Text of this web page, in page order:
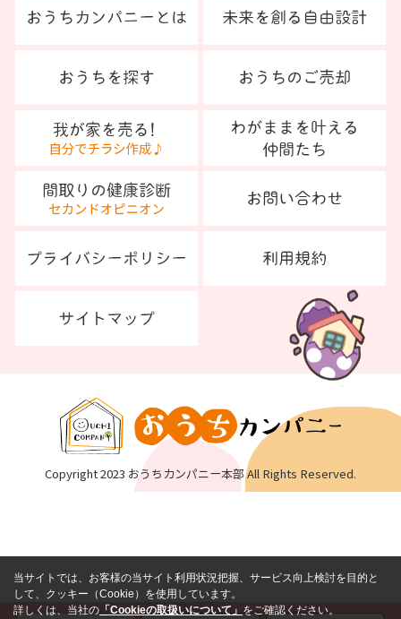
Copyright 2023 おうちカンパニー本部 All Rights Reserved.
当サイトでは、お客様の当サイト利用状況把握、サービス向上検討を目的と
して、クッキー（Cookie）を使用しています。
詳しくは、当社の 「Cookieの取扱いについて」をご確認ください。